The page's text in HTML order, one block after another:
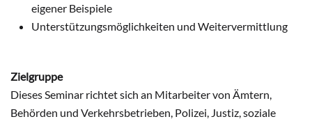
eigener Beispiele
Unterstützungsmöglichkeiten und Weitervermittlung
Zielgruppe
Dieses Seminar richtet sich an Mitarbeiter von Ämtern,
Behörden und Verkehrsbetrieben, Polizei, Justiz, soziale